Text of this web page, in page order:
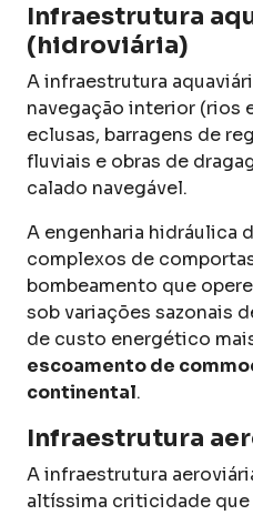
Infraestrutura
(hidroviária)
A infraestrutura
navegação interior (rios
eclusas, barragens de
fluviais e obras de
calado navegável.
A engenharia hidráulica
complexos de
bombeamento que
sob variações sazonais
de custo energético
escoamento de
continental.
Infraestrutura
A infraestrutura
altíssima criticidade que